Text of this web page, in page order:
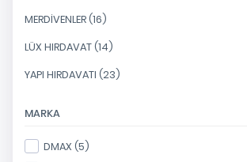
MERDİVENLER (16)
LÜX HIRDAVAT (14)
YAPI HIRDAVATI (23)
MARKA
DMAX (5)